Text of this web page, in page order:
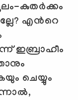
കുതര്‍ക്കം
? എന്‍റെ
ഇബ്രാഹീം
ചെയ്യും
,